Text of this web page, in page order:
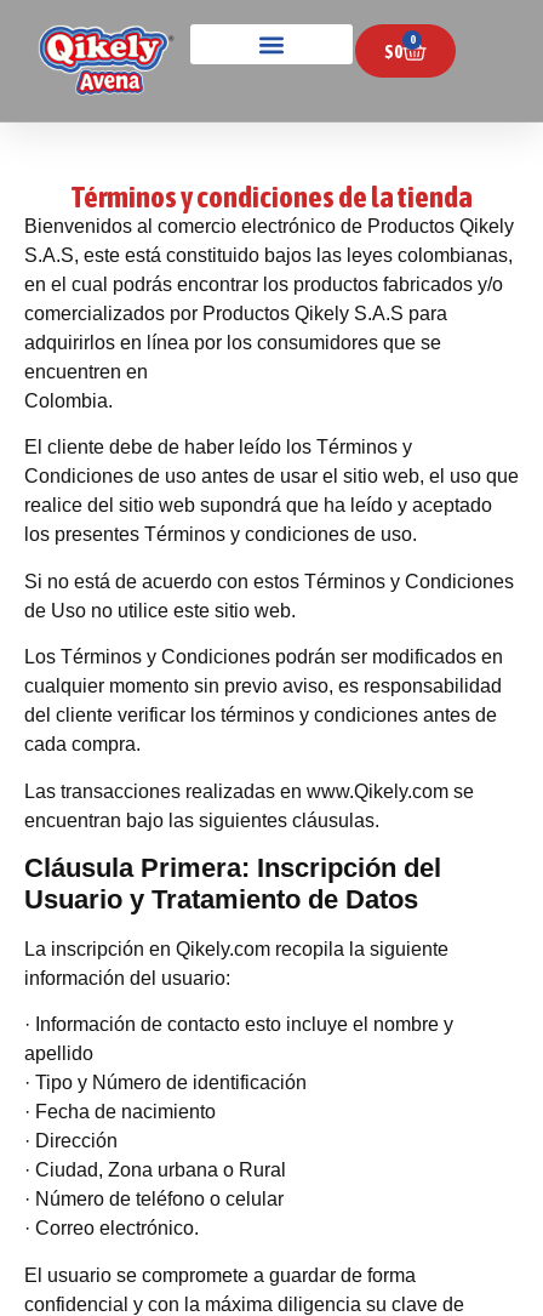
$0
0
Términos y condiciones de la tienda
Bienvenidos al comercio electrónico de Productos Qikely
S.A.S, este está constituido bajos las leyes colombianas,
en el cual podrás encontrar los productos fabricados y/o
comercializados por Productos Qikely S.A.S para
adquirirlos en línea por los consumidores que se
encuentren en
Colombia.
El cliente debe de haber leído los Términos y
Condiciones de uso antes de usar el sitio web, el uso que
realice del sitio web supondrá que ha leído y aceptado
los presentes Términos y condiciones de uso.
Si no está de acuerdo con estos Términos y Condiciones
de Uso no utilice este sitio web.
Los Términos y Condiciones podrán ser modificados en
cualquier momento sin previo aviso, es responsabilidad
del cliente verificar los términos y condiciones antes de
cada compra.
Las transacciones realizadas en www.Qikely.com se
encuentran bajo las siguientes cláusulas.
Cláusula Primera: Inscripción del
Usuario y Tratamiento de Datos
La inscripción en Qikely.com recopila la siguiente
información del usuario:
· Información de contacto esto incluye el nombre y
apellido
· Tipo y Número de identificación
· Fecha de nacimiento
· Dirección
· Ciudad, Zona urbana o Rural
· Número de teléfono o celular
· Correo electrónico.
El usuario se compromete a guardar de forma
confidencial y con la máxima diligencia su clave de